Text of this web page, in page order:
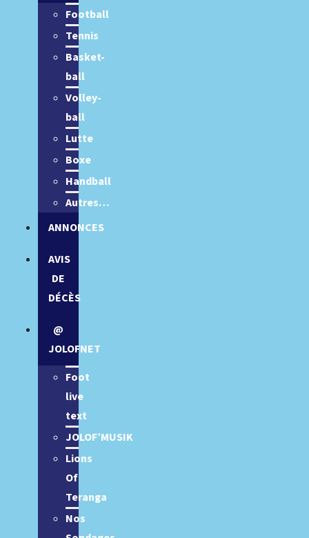
Football
Tennis
Basket-
ball
Volley-
ball
Lutte
Boxe
Handball
Autres…
ANNONCES
AVIS
DE
DÉCÈS
@
JOLOFNET
Foot
live
text
JOLOF’MUSIK
Lions
Of
Teranga
Nos